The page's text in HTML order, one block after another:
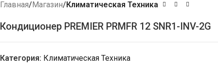
Главная Магазин Климатическая Техника
Кондиционер PREMIER PRMFR 12 SNR1-INV-2G
Категория: Климатическая Техника